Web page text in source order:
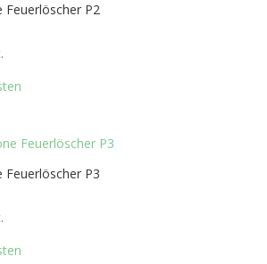
Feuerlöscher P2
Feuerlöscher P3